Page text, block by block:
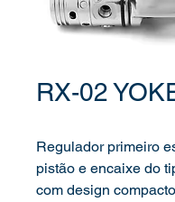
RX-02
Regulador primeiro
pistão e encaixe do
com design